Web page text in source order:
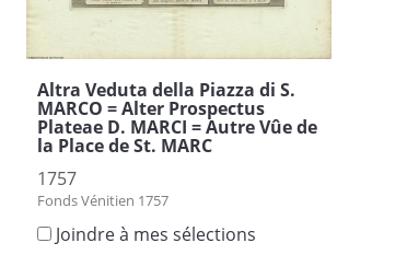
Altra Veduta della Piazza di S.
MARCO = Alter Prospectus
Plateae D. MARCI = Autre Vûe de
la Place de St. MARC
1757
Fonds Vénitien 1757
Joindre à mes sélections